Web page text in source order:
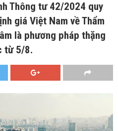
Thông tư 42/2024 quy
giá Việt Nam về Thẩm
là phương pháp thặng
từ 5/8.